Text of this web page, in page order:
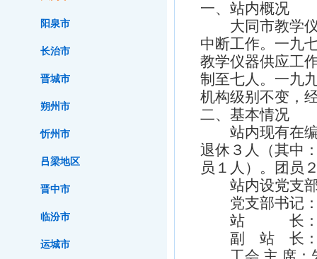
阳泉市
长治市
晋城市
朔州市
忻州市
吕梁地区
晋中市
临汾市
运城市
一、站内概况
大同市教学仪
中断工作。一九
教学仪器供应工
制至七人。一九
机构级别不变，
二、基本情况
站内现有在编
退休３人（其中
员１人）。团员
站内设党支部
党支部书记：
站 长：
副 站 长：